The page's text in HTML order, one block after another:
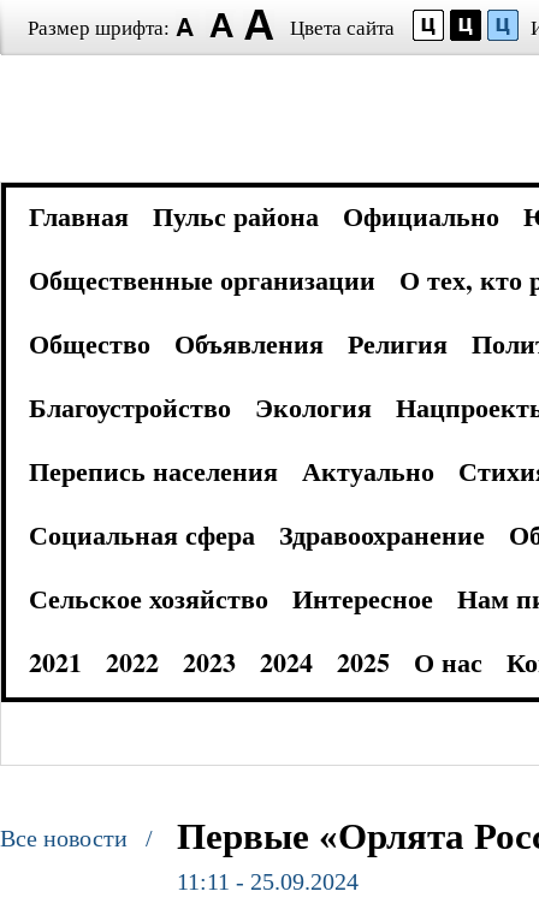
Размер шрифта: Цвета сайта
Главная Пульс района Официально
Общественные организации
О тех, кто
Общество
Объявления Религия
Благоустройство
Экология
Перепись населения
Актуально
Социальная сфера
Здравоохранение
Сельское хозяйство
Интересное
Нам
2021
2022 2023 2024 2025 О нас
Все новости / Первые «Орлята
11:11 - 25.09.2024